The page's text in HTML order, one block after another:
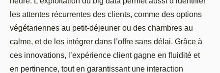
les attentes récurrentes des clients, comme des options
végétariennes au petit-déjeuner ou des chambres au
calme, et de les intégrer dans l’offre sans délai. Grâce à
ces innovations, l’expérience client gagne en fluidité et
en pertinence, tout en garantissant une interaction